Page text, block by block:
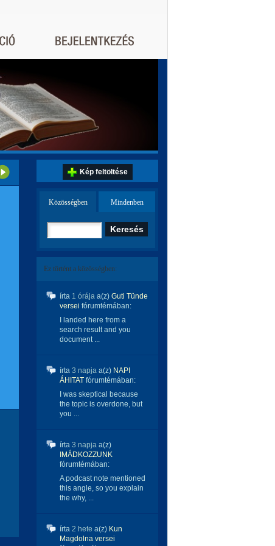
Kép feltöltése
Közösségben Mindenben
Ez történt a közösségben:
írta 1 órája a(z) Guti Tünde
versei fórumtémában:
I landed here from a
search result and you
document ...
írta 3 napja a(z) NAPI
ÁHITAT fórumtémában:
I was skeptical because
the topic is overdone, but
you ...
írta 3 napja a(z)
IMÁDKOZZUNK
fórumtémában:
A podcast note mentioned
this angle, so you explain
the why, ...
írta 2 hete a(z) Kun
Magdolna versei